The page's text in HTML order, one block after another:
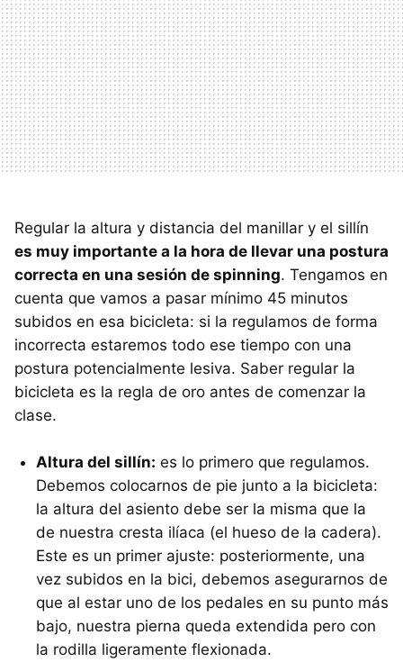
Regular la altura y distancia del manillar y el sillín
es muy importante a la hora de llevar una postura
correcta en una sesión de spinning. Tengamos en
cuenta que vamos a pasar mínimo 45 minutos
subidos en esa bicicleta: si la regulamos de forma
incorrecta estaremos todo ese tiempo con una
postura potencialmente lesiva. Saber regular la
bicicleta es la regla de oro antes de comenzar la
clase.
Altura del sillín: es lo primero que regulamos.
Debemos colocarnos de pie junto a la bicicleta:
la altura del asiento debe ser la misma que la
de nuestra cresta ilíaca (el hueso de la cadera).
Este es un primer ajuste: posteriormente, una
vez subidos en la bici, debemos asegurarnos de
que al estar uno de los pedales en su punto más
bajo, nuestra pierna queda extendida pero con
la rodilla ligeramente flexionada.